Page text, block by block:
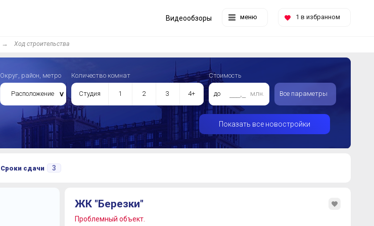
меню 1 в избранном
Видеообзоры
Ход строительства
Округ, район, метро
Расположение
Количество комнат
Студия 1 2 3 4+
Стоимость
до млн. Все параметры
Показать все новостройки
Сроки сдачи 3
ЖК "Березки"
Проблемный объект.